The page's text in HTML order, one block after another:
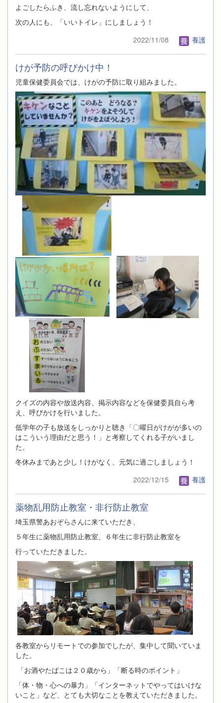
よごしたらふき、流し忘れないようにして、
次の人にも、「いいトイレ」にしましょう！
2022/11/08
養護
けが予防の呼びかけ中！
児童保健委員会では、けがの予防に取り組みました。
クイズの内容や放送内容、掲示内容などを保健委員自ら考
え、呼びかけを行いました。
低学年の子も放送をしっかりと聴き「〇曜日がけがが多いの
はこういう理由だと思う！」と考察してくれる子がいまし
た。
冬休みまであと少し！けがなく、元気に過ごしましょう！
2022/12/15
養護
薬物乱用防止教室・非行防止教室
埼玉県警あおぞらさんに来ていただき、
５年生に薬物乱用防止教室、６年生に非行防止教室を
行っていただきました。
各教室からリモートでの参加でしたが、集中して聞いていま
した。
「お酒やたばこは２０歳から」「断る時のポイント」
「体・物・心への暴力」「インターネットでやってはいけな
いこと」など、とても大切なことを教えていただきました。